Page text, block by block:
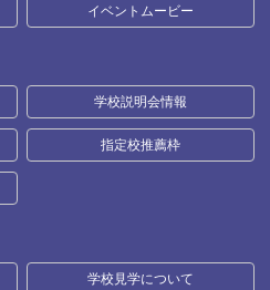
イベントムービー
学校説明会情報
指定校推薦枠
学校見学について